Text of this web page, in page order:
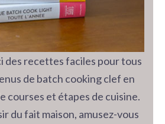
des recettes faciles pour tous
de batch cooking clef en
courses et étapes de cuisine.
du fait maison, amusez-vous